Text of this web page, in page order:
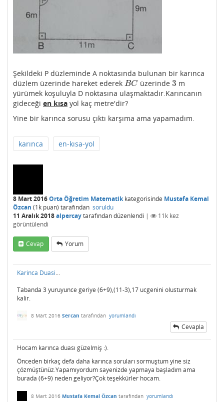
Şekildeki P düzleminde A noktasında bulunan bir karınca
düzlem üzerinde hareket ederek BC
BC üzerinde 3
3 m
yürümek koşuluyla D noktasına ulaşmaktadır.Karıncanın
gideceği en kısa yol kaç metre'dir?
Yine bir karınca sorusu çıktı karşıma ama yapamadım.
karınca en-kısa-yol
8 Mart 2016Orta Öğretim Matematikkategorisinde Mustafa Kemal
Özcan (1k puan) tarafından soruldu
11 Aralık 2018alpercaytarafındandüzenlendi | 11k kez
görüntülendi
Cevap Yorum
Karinca Duasi...
Tabanda 3 yuruyunce geriye (6+9),(11-3),17 ucgenini olusturmak
kalir.
8 Mart 2016 Sercan tarafından yorumlandı
Cevapla
Hocam karınca duası güzelmiş :).
Önceden birkaç defa daha karınca soruları sormuştum yine siz
çözmüştünüz.Yapamıyordum sayenizde yapmaya başladım ama
burada (6+9) neden geliyor?Çok teşekkürler hocam.
8 Mart 2016 Mustafa Kemal Özcan tarafından yorumlandı